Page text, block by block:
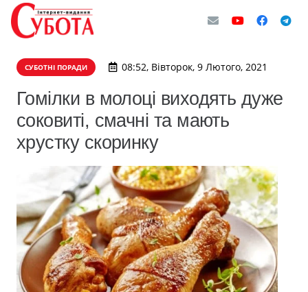
СУБОТНІ ПОРАДИ 08:52, Вівторок, 9 Лютого, 2021
Гомілки в молоці виходять дуже
соковиті, смачні та мають
хрустку скоринку